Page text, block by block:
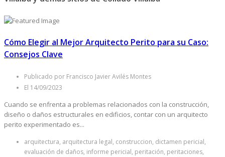
Cómo Elegir al Mejor Arquitecto Perito para su Caso:
Consejos Clave
Publicado por Francisco Javier Avilés Montes
El 14/09/2023
Cuando se enfrenta a problemas relacionados con la construcción,
diseño o daños estructurales en edificios, contar con un arquitecto
perito experimentado es...
arquitectura, arquitectura legal, construccion, dictamen pericial,
evaluación de daños, informe pericial, peritación, peritaciones,